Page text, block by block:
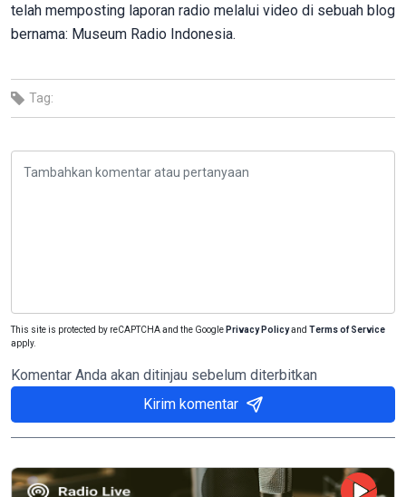
telah memposting laporan radio melalui video di sebuah blog
bernama: Museum Radio Indonesia.
Tag:
This site is protected by reCAPTCHA and the Google Privacy Policyand Terms of Service
apply.
Komentar Anda akan ditinjau sebelum diterbitkan
Kirim komentar